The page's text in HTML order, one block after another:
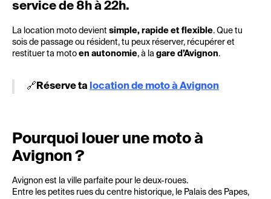
service de 8h à 22h.
La location moto devient simple, rapide et flexible. Que tu
sois de passage ou résident, tu peux réserver, récupérer et
restituer ta moto en autonomie, à la gare d’Avignon.
🔗 Réserve ta location de moto à Avignon
Pourquoi louer une moto à
Avignon ?
Avignon est la ville parfaite pour le deux-roues.
Entre les petites rues du centre historique, le Palais des Papes,